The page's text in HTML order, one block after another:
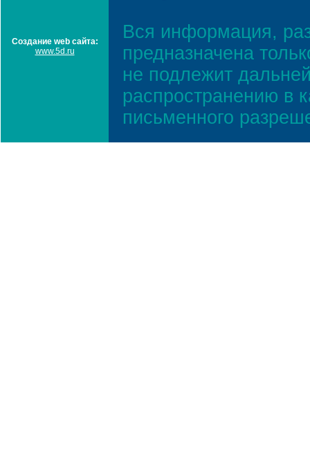
Создание web сайта:
www.5d.ru
Вся информация,
предназначена
не подлежит
распространению в
письменного